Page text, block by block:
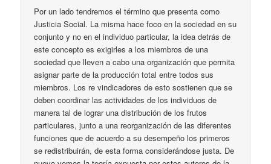
Por un lado tendremos el término que presenta como
Justicia Social. La misma hace foco en la sociedad en su
conjunto y no en el individuo particular, la idea detrás de
este concepto es exigirles a los miembros de una
sociedad que lleven a cabo una organización que permita
asignar parte de la producción total entre todos sus
miembros. Los re vindicadores de esto sostienen que se
deben coordinar las actividades de los individuos de
manera tal de lograr una distribución de los frutos
particulares, junto a una reorganización de las diferentes
funciones que de acuerdo a su desempeño los primeros
se redistribuirán, de esta forma considerándose justa. De